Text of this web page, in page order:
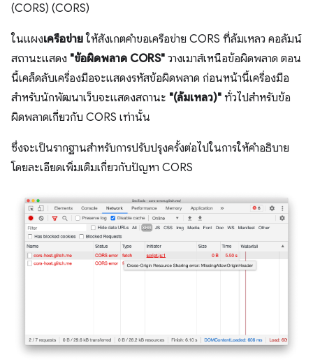
(CORS) (CORS)
ในแผงเครือข่ายให้สังเกตคำขอเครือข่าย CORS ที่ล้มเหลว คอลัมน์
สถานะแสดง "ข้อผิดพลาด CORS" วางเมาส์เหนือข้อผิดพลาด ตอน
นี้เคล็ดลับเครื่องมือจะแสดงรหัสข้อผิดพลาด ก่อนหน้านี้เครื่องมือ
สำหรับนักพัฒนาเว็บจะแสดงสถานะ "(ล้มเหลว)" ทั่วไปสำหรับข้อ
ผิดพลาดเกี่ยวกับ CORS เท่านั้น
ซึ่งจะเป็นรากฐานสำหรับการปรับปรุงครั้งต่อไปในการให้คำอธิบาย
โดยละเอียดเพิ่มเติมเกี่ยวกับปัญหา CORS